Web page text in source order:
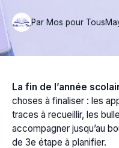
Par Mos pour Tous
La fin de l’année
choses à finaliser : les
traces à recueillir, les
accompagner jusqu’au
de 3e étape à planifier.